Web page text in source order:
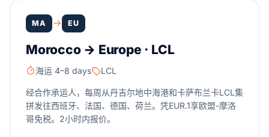
MA EU
Morocco → Europe · LCL
海运 4–8 days LCL
经合作承运人，每周从丹吉尔地中海港和卡萨布兰卡LCL集
拼发往西班牙、法国、德国、荷兰。凭EUR.1享欧盟-摩洛
哥免税。2小时内报价。